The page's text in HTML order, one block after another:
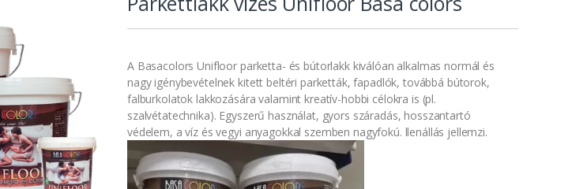
A Basacolors Unifloor parketta- és bútorlakk kiválóan alkalmas normál és
nagy igénybevételnek kitett beltéri parketták, fapadlók, továbbá bútorok,
falburkolatok lakkozására valamint kreatív-hobbi célokra is (pl.
szalvétatechnika). Egyszerű használat, gyors száradás, hosszantartó
védelem, a víz és vegyi anyagokkal szemben nagyfokú. llenállás jellemzi.